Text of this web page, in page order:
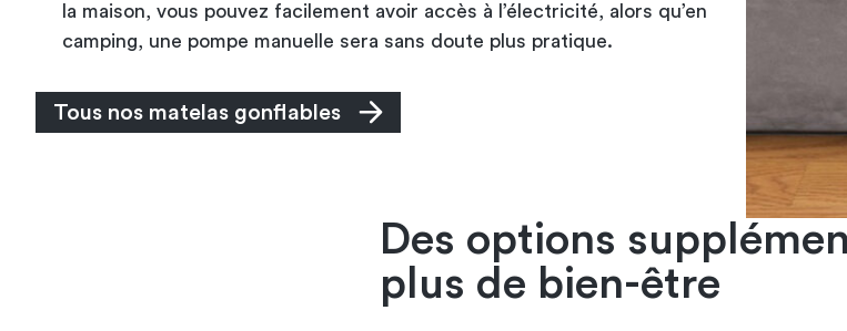
la maison, vous pouvez facilement avoir accès à l’électricité, alors qu’en
camping, une pompe manuelle sera sans doute plus pratique.
Tous nos matelas gonflables
Des options
plus de bien-être